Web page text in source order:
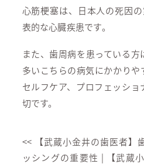
心筋梗塞は、日本人の死因
表的な心臓疾患です。
また、歯周病を患っている
多いこちらの病気にかかり
セルフケア、プロフェッシ
切です。
<< 【武蔵小金井の歯医者】
ッシングの重要性 |
【武蔵